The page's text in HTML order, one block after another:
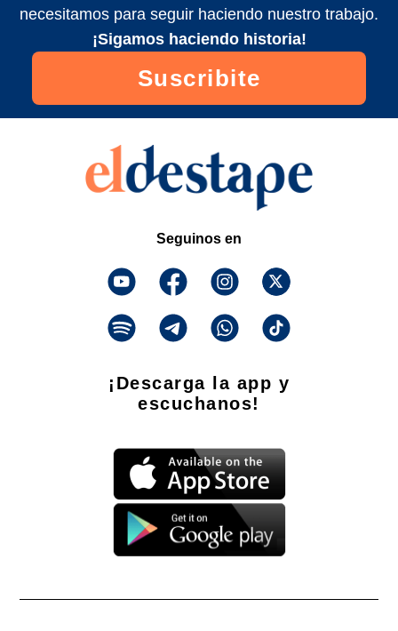
necesitamos para seguir haciendo nuestro trabajo.
¡Sigamos haciendo historia!
Suscribite
Seguinos en
¡Descarga la app y
escuchanos!